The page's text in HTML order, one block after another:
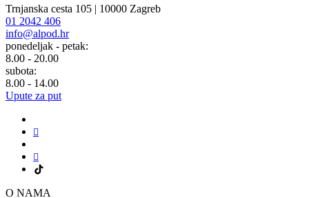
Trnjanska cesta 105 | 10000 Zagreb
01 2042 406
info@alpod.hr
ponedeljak - petak:
8.00 - 20.00
subota:
8.00 - 14.00
Upute za put
O NAMA